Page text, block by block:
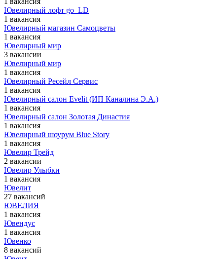
Ювелирный лофт go_LD
1 вакансия
Ювелирный магазин Самоцветы
1 вакансия
Ювелирный мир
3 вакансии
Ювелирный мир
1 вакансия
Ювелирный Ресейл Сервис
1 вакансия
Ювелирный салон Evelit (ИП Каналина Э.А.)
1 вакансия
Ювелирный салон Золотая Династия
1 вакансия
Ювелирный шоурум Blue Story
1 вакансия
Ювелир Трейд
2 вакансии
Ювелир Улыбки
1 вакансия
Ювелит
27 вакансий
ЮВЕЛИЯ
1 вакансия
Ювендус
1 вакансия
Ювенко
8 вакансий